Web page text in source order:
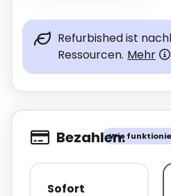
Refurbished ist
Ressourcen. Mehr
Wie
Bezahlen.
Sofort